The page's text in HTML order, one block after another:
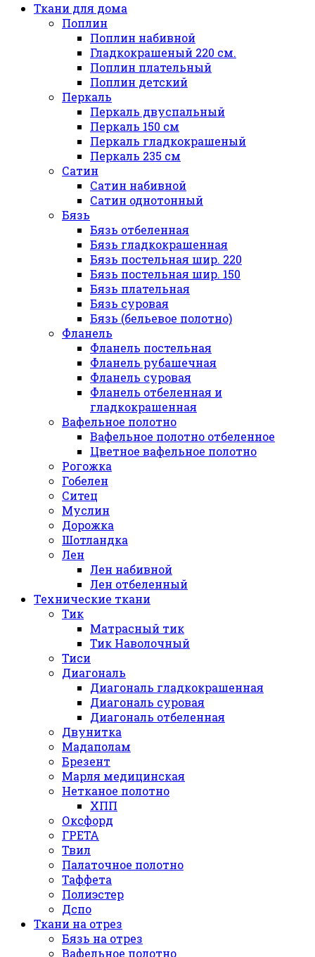
Ткани для дома
Поплин
Поплин набивной
Гладкокрашеный 220 см.
Поплин плательный
Поплин детский
Перкаль
Перкаль двуспальный
Перкаль 150 см
Перкаль гладкокрашеный
Перкаль 235 см
Сатин
Сатин набивной
Сатин однотонный
Бязь
Бязь отбеленная
Бязь гладкокрашенная
Бязь постельная шир. 220
Бязь постельная шир. 150
Бязь плательная
Бязь суровая
Бязь (бельевое полотно)
Фланель
Фланель постельная
Фланель рубашечная
Фланель суровая
Фланель отбеленная и
гладкокрашенная
Вафельное полотно
Вафельное полотно отбеленное
Цветное вафельное полотно
Рогожка
Гобелен
Ситец
Муслин
Дорожка
Шотландка
Лен
Лен набивной
Лен отбеленный
Технические ткани
Тик
Матрасный тик
Тик Наволочный
Тиси
Диагональ
Диагональ гладкокрашенная
Диагональ суровая
Диагональ отбеленная
Двунитка
Мадаполам
Брезент
Марля медицинская
Нетканое полотно
ХПП
Оксфорд
ГРЕТА
Твил
Палаточное полотно
Таффета
Полиэстер
Дспо
Ткани на отрез
Бязь на отрез
Вафельное полотно